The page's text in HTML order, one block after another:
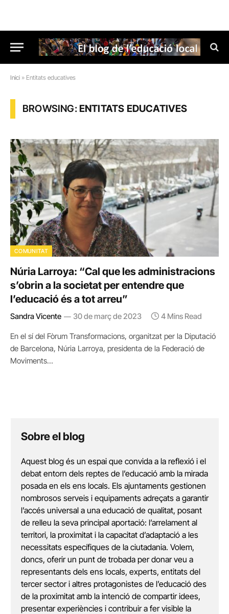
Inici » Entitats educatives
BROWSING:ENTITATS EDUCATIVES
COMUNITAT
Núria Larroya: “Cal que les administracions
s’obrin a la societat per entendre que
l’educació és a tot arreu”
Sandra Vicente 30 de març de 2023 4 Mins Read
En el sí del Fòrum Transformacions, organitzat per la Diputació
de Barcelona, Núria Larroya, presidenta de la Federació de
Moviments…
Sobre el blog
Aquest blog és un espai que convida a la reflexió i el
debat entorn dels reptes de l’educació amb la mirada
posada en els ens locals. Els ajuntaments gestionen
nombrosos serveis i equipaments adreçats a garantir
l’accés universal a una educació de qualitat, posant
de relleu la seva principal aportació: l’arrelament al
territori, la proximitat i la capacitat d’adaptació a les
necessitats específiques de la ciutadania. Volem,
doncs, oferir un punt de trobada per donar veu a
representants dels ens locals, experts, entitats del
tercer sector i altres protagonistes de l’educació des
de la proximitat amb la intenció de compartir idees,
presentar experiències i contribuir a fer visible la